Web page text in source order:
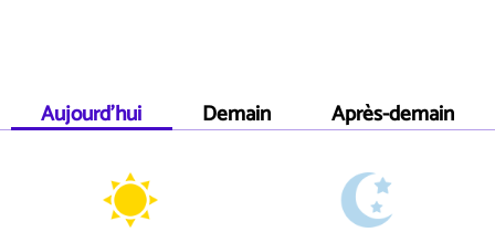
Aujourd'hui Demain Après-demain